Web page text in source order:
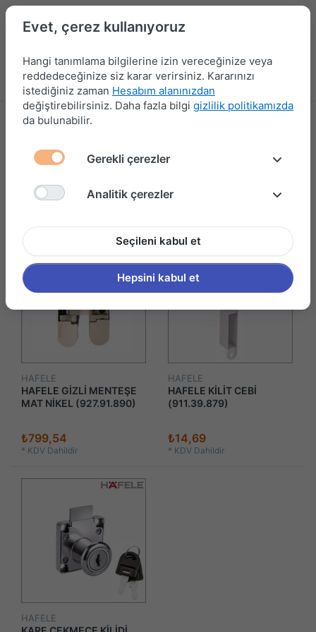
Menü Kampanyalar Yeni Ürünler Giriş yap
HAFELE
3 ürün gösteriliyor
Filtrele ve Sırala
HAFELE
HAFELE GİZLİ MENTEŞE
MAT NİKEL (927.91.890)
₺799,54
* KDV Dahildir
HAFELE
HAFELE KİLİT CEBİ
(911.39.879)
₺14,69
* KDV Dahildir
HAFELE
Evet, çerez kullanıyoruz
Hangi tanımlama bilgilerine izin vereceğinize veya
reddedeceğinize siz karar verirsiniz. Kararınızı
istediğiniz zaman Hesabım alanınızdan
değiştirebilirsiniz. Daha fazla bilgi gizlilik politikamızda
da bulunabilir.
Gerekli çerezler
Analitik çerezler
Seçileni kabul et
Hepsini kabul et